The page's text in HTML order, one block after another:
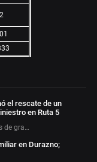
el rescate de un
en Ruta 5
de gra…
en Durazno;